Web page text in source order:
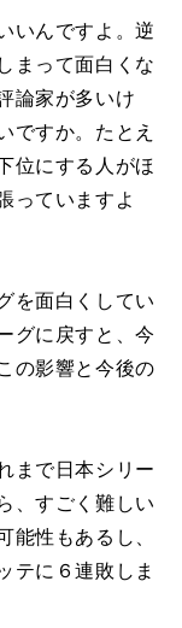
いんですよ。逆
まって面白くな
論家が多いけ
ですか。たとえ
位にする人がほ
っていますよ
を面白くしてい
グに戻すと、今
の影響と今後の
まで日本シリー
、すごく難しい
能性もあるし、
テに６連敗しま